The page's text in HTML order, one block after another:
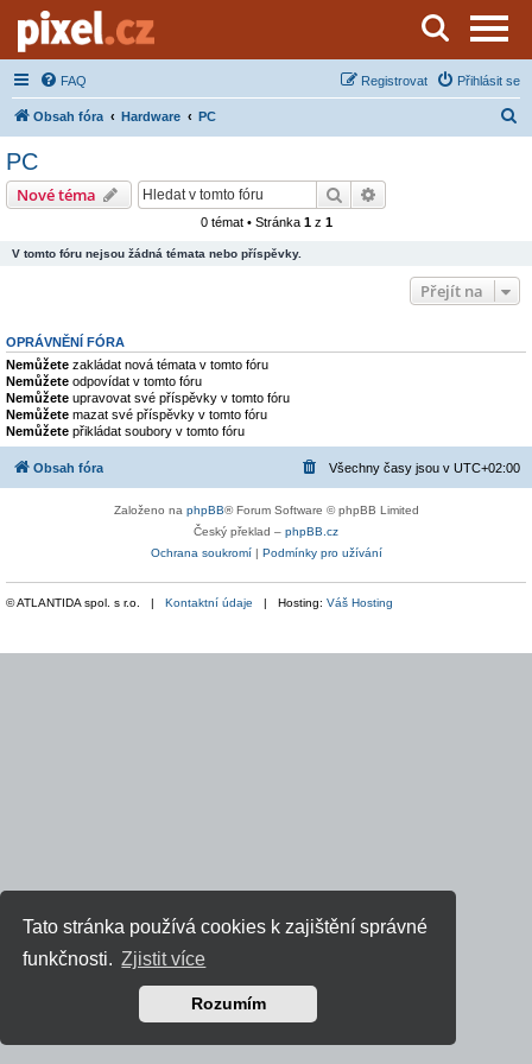
Tato stránka používá cookies k zajištění správné
funkčnosti. Zjistit více
Rozumím
Server o natáčení a zpracování videa
FAQ Přihlásit se
Registrovat
Obsah fóra Hardware PC
PC
Nové téma Hledat
0 témat • Stránka 1z 1
V tomto fóru nejsou žádná témata nebo příspěvky.
Přejít na
OPRÁVNĚNÍ FÓRA
Nemůžete zakládat nová témata v tomto fóru
Nemůžete odpovídat v tomto fóru
Nemůžete upravovat své příspěvky v tomto fóru
Nemůžete mazat své příspěvky v tomto fóru
Nemůžete přikládat soubory v tomto fóru
Obsah fóra Všechny časy jsou v UTC+02:00
Založeno na phpBB® Forum Software © phpBB Limited
Český překlad – phpBB.cz
Ochrana soukromí| Podmínky pro užívání
© ATLANTIDA spol. s r.o. | Kontaktní údaje | Hosting: Váš Hosting